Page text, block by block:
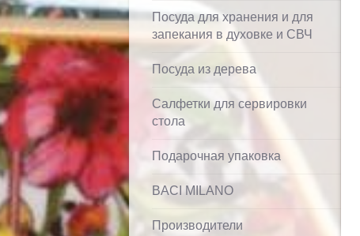
Посуда для хранения и для
запекания в духовке и СВЧ
Посуда из дерева
Салфетки для сервировки
стола
Подарочная упаковка
BACI MILANO
Производители